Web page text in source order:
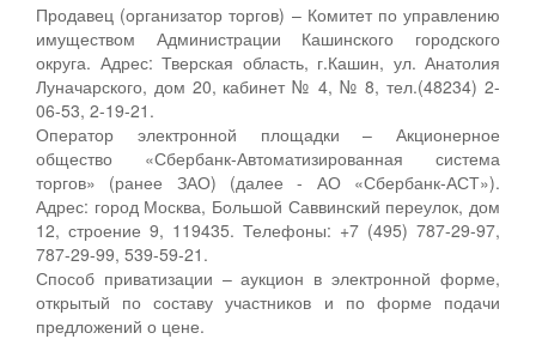
Продавец (организатор торгов) – Комитет по управлению
имуществом Администрации Кашинского городского
округа. Адрес: Тверская область, г.Кашин, ул. Анатолия
Луначарского, дом 20, кабинет № 4, № 8, тел.(48234) 2-
06-53, 2-19-21.
Оператор электронной площадки – Акционерное
общество «Сбербанк-Автоматизированная система
торгов» (ранее ЗАО) (далее - АО «Сбербанк-АСТ»).
Адрес: город Москва, Большой Саввинский переулок, дом
12, строение 9, 119435. Телефоны: +7 (495) 787-29-97,
787-29-99, 539-59-21.
Способ приватизации – аукцион в электронной форме,
открытый по составу участников и по форме подачи
предложений о цене.